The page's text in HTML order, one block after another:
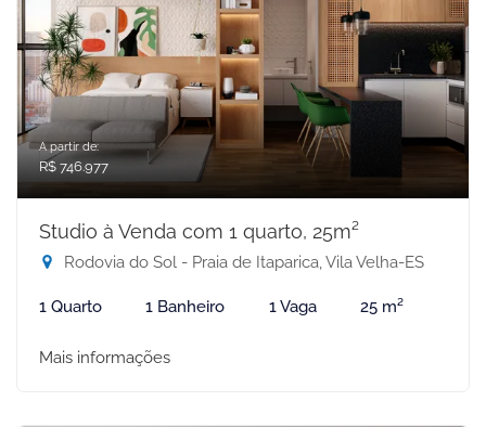
A partir de:
R$ 746.977
Studio à Venda com 1 quarto, 25m²
Rodovia do Sol - Praia de Itaparica, Vila Velha-ES
1 Quarto 1 Banheiro 1 Vaga 25 m²
Mais informações